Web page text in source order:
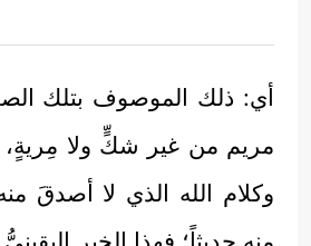
أي: ذلك الموصوف بتلك
مريم من غير شكٍّ ولا مِريةٍ،
وكلام الله الذي لا أصدقَ